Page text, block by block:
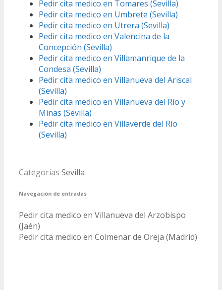
Pedir cita medico en Tomares (Sevilla)
Pedir cita medico en Umbrete (Sevilla)
Pedir cita medico en Utrera (Sevilla)
Pedir cita medico en Valencina de la
Concepción (Sevilla)
Pedir cita medico en Villamanrique de la
Condesa (Sevilla)
Pedir cita medico en Villanueva del Ariscal
(Sevilla)
Pedir cita medico en Villanueva del Río y
Minas (Sevilla)
Pedir cita medico en Villaverde del Río
(Sevilla)
Categorías Sevilla
Navegación de entradas
Pedir cita medico en Villanueva del Arzobispo
(Jaén)
Pedir cita medico en Colmenar de Oreja (Madrid)